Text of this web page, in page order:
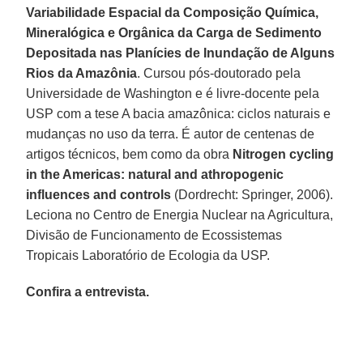
Variabilidade Espacial da Composição Química,
Mineralógica e Orgânica da Carga de Sedimento
Depositada nas Planícies de Inundação de Alguns
Rios da Amazônia. Cursou pós-doutorado pela
Universidade de Washington e é livre-docente pela
USP com a tese A bacia amazônica: ciclos naturais e
mudanças no uso da terra. É autor de centenas de
artigos técnicos, bem como da obra Nitrogen cycling
in the Americas: natural and athropogenic
influences and controls (Dordrecht: Springer, 2006).
Leciona no Centro de Energia Nuclear na Agricultura,
Divisão de Funcionamento de Ecossistemas
Tropicais Laboratório de Ecologia da USP.
Confira a entrevista.